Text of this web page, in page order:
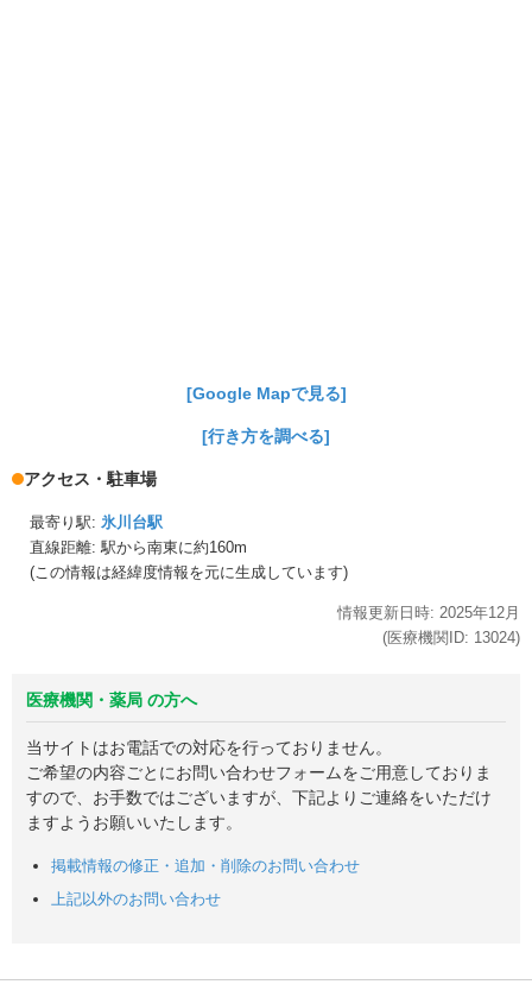
[Google Mapで見る]
[行き方を調べる]
アクセス・駐車場
最寄り駅: 氷川台駅
直線距離: 駅から南東に約160m
(この情報は経緯度情報を元に生成しています)
情報更新日時: 2025年12月
(医療機関ID: 13024)
医療機関・薬局 の方へ
当サイトはお電話での対応を行っておりません。
ご希望の内容ごとにお問い合わせフォームをご用意しておりま
すので、お手数ではございますが、下記よりご連絡をいただけ
ますようお願いいたします。
掲載情報の修正・追加・削除のお問い合わせ
上記以外のお問い合わせ